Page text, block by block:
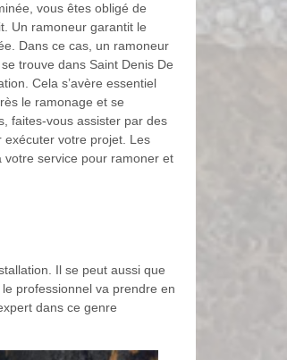
vous êtes obligé de
Un ramoneur garantit le
Dans ce cas, un ramoneur
trouve dans Saint Denis De
Cela s’avère essentiel
le ramonage et se
faites-vous assister par des
exécuter votre projet. Les
votre service pour ramoner et
Il se peut aussi que
professionnel va prendre en
dans ce genre